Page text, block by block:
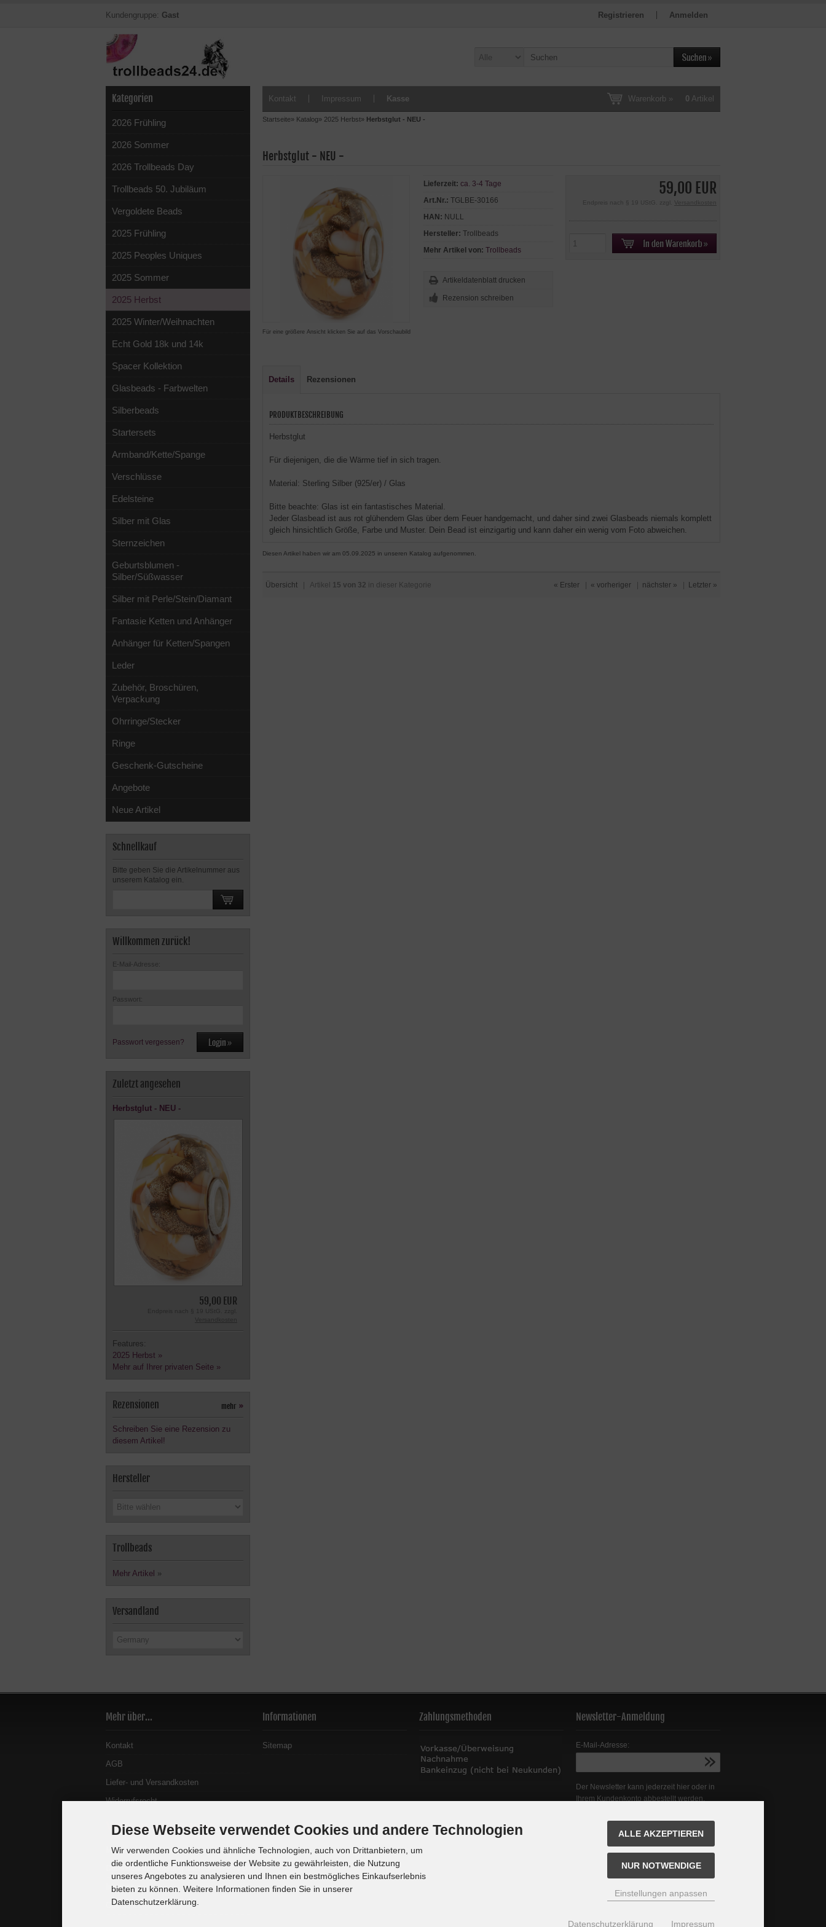
Kundengruppe: Gast Registrieren Anmelden
Kategorien
2026 Frühling
2026 Sommer
2026 Trollbeads Day
Trollbeads 50. Jubiläum
Vergoldete Beads
2025 Frühling
2025 Peoples Uniques
2025 Sommer
2025 Herbst
2025 Winter/Weihnachten
Echt Gold 18k und 14k
Spacer Kollektion
Glasbeads - Farbwelten
Silberbeads
Startersets
Armband/Kette/Spange
Verschlüsse
Edelsteine
Silber mit Glas
Sternzeichen
Geburtsblumen -
Silber/Süßwasser
Silber mit Perle/Stein/Diamant
Fantasie Ketten und Anhänger
Anhänger für Ketten/Spangen
Leder
Zubehör, Broschüren,
Verpackung
Ohrringe/Stecker
Ringe
Geschenk-Gutscheine
Angebote
Neue Artikel
Schnellkauf
Bitte geben Sie die Artikelnummer aus
unserem Katalog ein.
Willkommen zurück!
E-Mail-Adresse:
Passwort:
Passwort vergessen?
Zuletzt angesehen
Herbstglut - NEU -
59,00 EUR
Endpreis nach § 19 UStG. zzgl.
Features:
2025 Herbst »
Mehr auf Ihrer privaten Seite »
Rezensionen mehr »
Schreiben Sie eine Rezension zu
diesem Artikel!
Hersteller
Trollbeads
Mehr Artikel »
Versandland
Kontakt Impressum Kasse Warenkorb » 0 Artikel
Startseite» Katalog» 2025 Herbst» Herbstglut - NEU -
Herbstglut - NEU -
Für eine größere Ansicht klicken Sie auf das Vorschaubild
Lieferzeit: ca. 3-4 Tage
Art.Nr.: TGLBE-30166
HAN: NULL
Hersteller: Trollbeads
Mehr Artikel von: Trollbeads
Artikeldatenblatt drucken
Rezension schreiben
59,00 EUR
Endpreis nach § 19 UStG. zzgl. Versandkosten
Details Rezensionen
PRODUKTBESCHREIBUNG
Herbstglut
Für diejenigen, die die Wärme tief in sich tragen.
Material: Sterling Silber (925/er) / Glas
Bitte beachte: Glas ist ein fantastisches Material.
Jeder Glasbead ist aus rot glühendem Glas über dem Feuer handgemacht, und daher sind zwei Glasbeads niemals komplett
gleich hinsichtlich Größe, Farbe und Muster. Dein Bead ist einzigartig und kann daher ein wenig vom Foto abweichen.
Diesen Artikel haben wir am 05.09.2025 in unseren Katalog aufgenommen.
Übersicht | Artikel 15 von 32 in dieser Kategorie « Erster « vorheriger nächster » Letzter »
Mehr über...
Kontakt
AGB
Liefer- und Versandkosten
Widerrufsrecht
Vertrag widerrufen
Muster-Widerrufsformular
Datenschutzerklärung nach der DSGVO
Impressum
Cookie Einstellungen
Informationen
Sitemap
Zahlungsmethoden Newsletter-Anmeldung
E-Mail-Adresse:
Der Newsletter kann jederzeit hier oder in
Ihrem Kundenkonto abbestellt werden.
Diese Webseite verwendet Cookies und andere Technologien
Wir verwenden Cookies und ähnliche Technologien, auch von Drittanbietern, um
die ordentliche Funktionsweise der Website zu gewährleisten, die Nutzung
unseres Angebotes zu analysieren und Ihnen ein bestmögliches Einkaufserlebnis
bieten zu können. Weitere Informationen finden Sie in unserer
Datenschutzerklärung.
ALLE AKZEPTIEREN
NUR NOTWENDIGE
Einstellungen anpassen
Datenschutzerklärung Impressum